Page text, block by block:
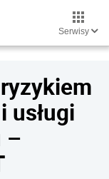
Serwisy
usługi
–